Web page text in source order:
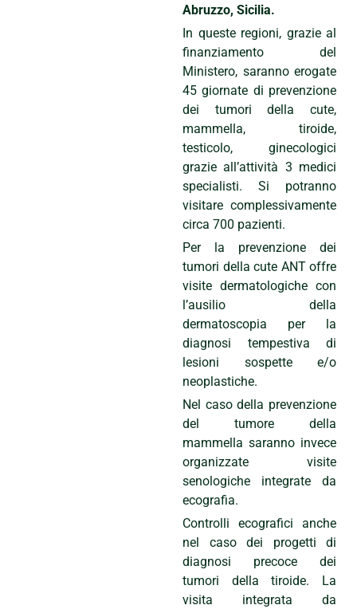
Abruzzo, Sicilia.
In queste regioni, grazie al
finanziamento del
Ministero, saranno erogate
45 giornate di prevenzione
dei tumori della cute,
mammella, tiroide,
testicolo, ginecologici
grazie all’attività 3 medici
specialisti. Si potranno
visitare complessivamente
circa 700 pazienti.
Per la prevenzione dei
tumori della cute ANT offre
visite dermatologiche con
l’ausilio della
dermatoscopia per la
diagnosi tempestiva di
lesioni sospette e/o
neoplastiche.
Nel caso della prevenzione
del tumore della
mammella saranno invece
organizzate visite
senologiche integrate da
ecografia.
Controlli ecografici anche
nel caso dei progetti di
diagnosi precoce dei
tumori della tiroide. La
visita integrata da